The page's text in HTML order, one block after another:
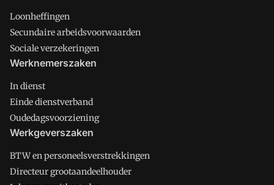
Loonheffingen
Secundaire arbeidsvoorwaarden
Sociale verzekeringen
Werknemerszaken
In dienst
Einde dienstverband
Oudedagsvoorziening
Werkgeverszaken
BTW en personeelsverstrekkingen
Directeur grootaandeelhouder